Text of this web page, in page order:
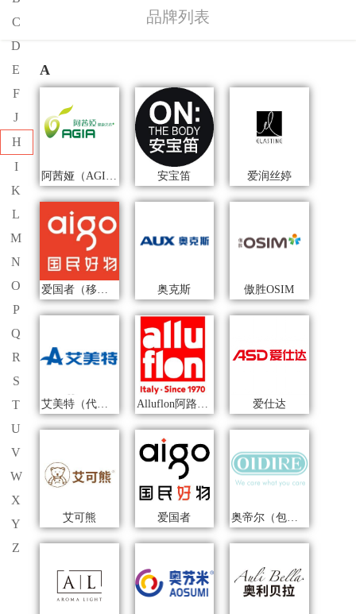
品牌列表
A
安宝笛 爱润丝婷
爱国者（移动电源） 奥克斯 傲胜OSIM
爱仕达
艾可熊 爱国者 奥帝尔（包销款）
C
D
E
F
J
H
I
K
L
M
N
O
P
Q
R
S
T
U
V
W
X
Y
Z